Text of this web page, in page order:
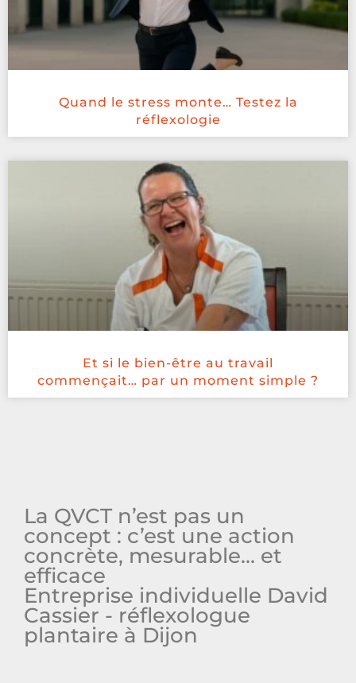
Quand le stress monte… Testez la
réflexologie
Et si le bien-être au travail
commençait… par un moment simple ?
La QVCT n’est pas un
concept : c’est une action
concrète, mesurable… et
efficace
Entreprise individuelle David
Cassier - réflexologue
plantaire à Dijon